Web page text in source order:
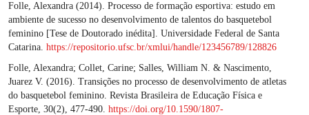
Folle, Alexandra (2014). Processo de formação esportiva: estudo em
ambiente de sucesso no desenvolvimento de talentos do basquetebol
feminino [Tese de Doutorado inédita]. Universidade Federal de Santa
Catarina. https://repositorio.ufsc.br/xmlui/handle/123456789/128826
Folle, Alexandra; Collet, Carine; Salles, William N. & Nascimento,
Juarez V. (2016). Transições no processo de desenvolvimento de atletas
do basquetebol feminino. Revista Brasileira de Educação Física e
Esporte, 30(2), 477-490. https://doi.org/10.1590/1807-